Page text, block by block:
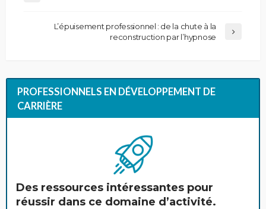
L’épuisement professionnel : de la chute à la
reconstruction par l’hypnose
PROFESSIONNELS EN DÉVELOPPEMENT DE
CARRIÈRE
Des ressources intéressantes pour
réussir dans ce domaine d’activité.